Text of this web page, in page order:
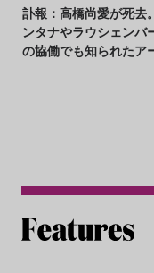
訃報：高橋尚愛が死去
ンタナやラウシェンバ
の協働でも知られたア